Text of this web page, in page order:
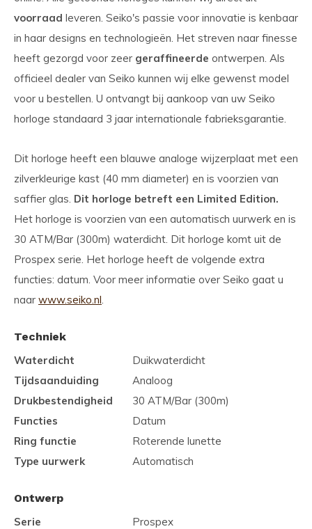
voorraad leveren. Seiko's passie voor innovatie is kenbaar
in haar designs en technologieën. Het streven naar finesse
heeft gezorgd voor zeer geraffineerde ontwerpen. Als
officieel dealer van Seiko kunnen wij elke gewenst model
voor u bestellen. U ontvangt bij aankoop van uw Seiko
horloge standaard 3 jaar internationale fabrieksgarantie.
Dit horloge heeft een blauwe analoge wijzerplaat met een
zilverkleurige kast (40 mm diameter) en is voorzien van
saffier glas. Dit horloge betreft een Limited Edition.
Het horloge is voorzien van een automatisch uurwerk en is
30 ATM/Bar (300m) waterdicht. Dit horloge komt uit de
Prospex serie. Het horloge heeft de volgende extra
functies: datum. Voor meer informatie over Seiko gaat u
naar www.seiko.nl.
Techniek
Waterdicht
Duikwaterdicht
Tijdsaanduiding
Analoog
Drukbestendigheid
30 ATM/Bar (300m)
Functies
Datum
Ring functie
Roterende lunette
Type uurwerk
Automatisch
Ontwerp
Serie
Prospex